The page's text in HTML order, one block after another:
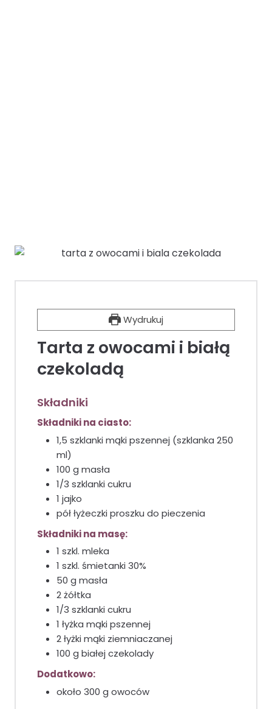
Wydrukuj
Tarta z owocami i białą
czekoladą
Składniki
Składniki na ciasto:
1,5 szklanki mąki pszennej (szklanka 250
ml)
100 g masła
1/3 szklanki cukru
1 jajko
pół łyżeczki proszku do pieczenia
Składniki na masę:
1 szkl. mleka
1 szkl. śmietanki 30%
50 g masła
2 żółtka
1/3 szklanki cukru
1 łyżka mąki pszennej
2 łyżki mąki ziemniaczanej
100 g białej czekolady
Dodatkowo:
około 300 g owoców